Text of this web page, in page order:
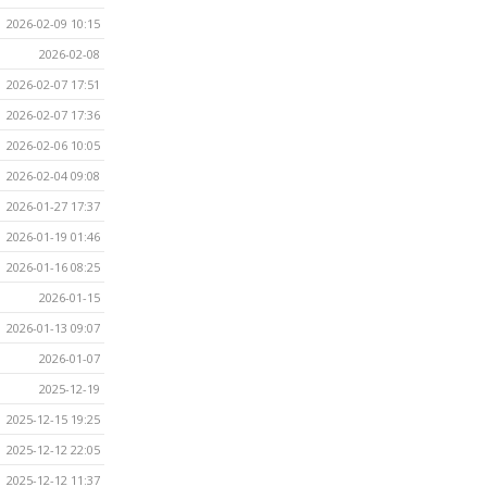
2026-02-09 10:15
2026-02-08
2026-02-07 17:51
2026-02-07 17:36
2026-02-06 10:05
2026-02-04 09:08
2026-01-27 17:37
2026-01-19 01:46
2026-01-16 08:25
2026-01-15
2026-01-13 09:07
2026-01-07
2025-12-19
2025-12-15 19:25
2025-12-12 22:05
2025-12-12 11:37